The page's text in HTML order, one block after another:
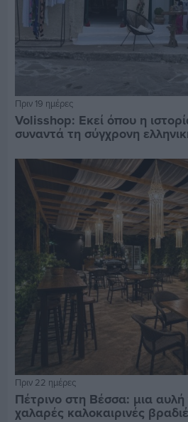
Πριν 19 ημέρες
Volisshop: Εκεί όπου η
συναντά τη σύγχρονη
Πριν 22 ημέρες
Πέτρινο στη Βέσσα: μια
χαλαρές καλοκαιρινές